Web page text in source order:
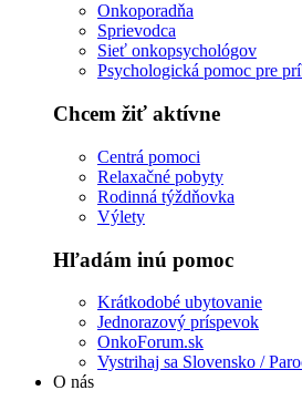
Onkoporadňa
Sprievodca
Sieť onkopsychológov
Psychologická pomoc pre
Chcem žiť aktívne
Centrá pomoci
Relaxačné pobyty
Rodinná týždňovka
Výlety
Hľadám inú pomoc
Krátkodobé ubytovanie
Jednorazový príspevok
OnkoForum.sk
Vystrihaj sa Slovensko /
O nás